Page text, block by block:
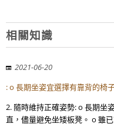
相關知識
2021-06-20
: o 長期坐姿宜選擇有靠背的椅
2. 隨時維持正確姿勢: o 長期坐
直，儘量避免坐矮板凳。 o 雖